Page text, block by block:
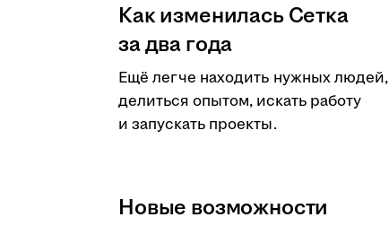
Как изменилась Сетка
за два года
Ещё легче находить нужных людей,
делиться опытом, искать работу
и запускать проекты.
Новые возможности